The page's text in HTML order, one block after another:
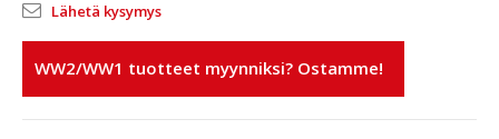
Lähetä kysymys
WW2/WW1 tuotteet myynniksi? Ostamme!